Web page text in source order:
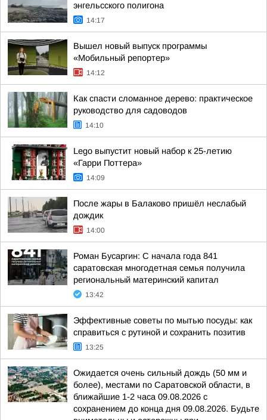
энгельсского полигона
14:17
Вышел новый выпуск программы
«Мобильный репортер»
14:12
Как спасти сломанное дерево: практическое
руководство для садоводов
14:10
Lego выпустит новый набор к 25-летию
«Гарри Поттера»
14:09
После жары в Балаково пришёл неслабый
дождик
14:00
Роман Бусаргин: С начала года 841
саратовская многодетная семья получила
региональный материнский капитал
13:42
Эффективные советы по мытью посуды: как
справиться с рутиной и сохранить позитив
13:25
Ожидается очень сильный дождь (50 мм и
более), местами по Саратовской области, в
ближайшие 1-2 часа 09.08.2026 с
сохранением до конца дня 09.08.2026. Будьте